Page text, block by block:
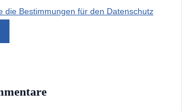
die Bestimmungen für den Datenschutz